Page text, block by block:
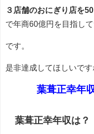
３店舗のおにぎり店を
で年商60億円を目指し
です。
是非達成してほしいです
葉葺正幸年
葉葺正幸年収は？